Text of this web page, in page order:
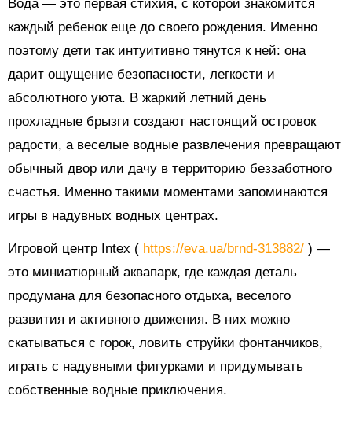
Вода — это первая стихия, с которой знакомится
каждый ребенок еще до своего рождения. Именно
поэтому дети так интуитивно тянутся к ней: она
дарит ощущение безопасности, легкости и
абсолютного уюта. В жаркий летний день
прохладные брызги создают настоящий островок
радости, а веселые водные развлечения превращают
обычный двор или дачу в территорию беззаботного
счастья. Именно такими моментами запоминаются
игры в надувных водных центрах.
Игровой центр Intex ( https://eva.ua/brnd-313882/ ) —
это миниатюрный аквапарк, где каждая деталь
продумана для безопасного отдыха, веселого
развития и активного движения. В них можно
скатываться с горок, ловить струйки фонтанчиков,
играть с надувными фигурками и придумывать
собственные водные приключения.